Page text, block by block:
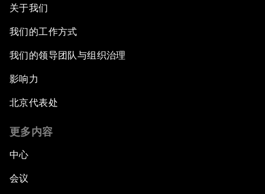
关于我们
我们的工作方式
我们的领导团队与组织治理
影响力
北京代表处
更多内容
中心
会议